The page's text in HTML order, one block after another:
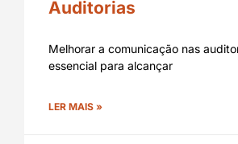
Auditorias
Melhorar a comunicação nas
essencial para alcançar
LER MAIS »